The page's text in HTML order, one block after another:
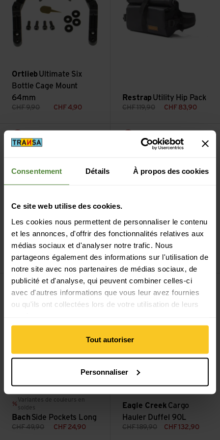
Consentement Détails À propos des cookies
Ce site web utilise des cookies.
Les cookies nous permettent de personnaliser le contenu
et les annonces, d'offrir des fonctionnalités relatives aux
médias sociaux et d'analyser notre trafic. Nous
partageons également des informations sur l'utilisation de
notre site avec nos partenaires de médias sociaux, de
publicité et d'analyse, qui peuvent combiner celles-ci
avec d'autres informations que vous leur avez fournies
ou qu'ils ont collectées lors de votre utilisation de leurs
Tout autoriser
Personnaliser
Ortlieb Ultimate Six
Bottle Cage Mount
64mm
CHF9,90 CHF4,90
Restrap Utility Hip Pack
CHF119,90 CHF 83,90
Bach 40mm Hipbelt
Buckle incl. Web
CHF14,90 CHF3,90
Voir 40mm Hipbelt Buckle incl. Web
PacsafeECO 12L Sling
Backpack
CHF189,90 CHF132,90
Voir ECO 12L Sling Backpack
Vente
Variantes de couleurs en
soldes
Bach Side Pockets Long
CHF49,90 CHF 24,90
Voir Side Pockets Long
Vente
Eagle Creek Cargo
Hauler Duffel 90L
CHF189,90 CHF132,90
Voir Cargo Hauler Duffel 90L